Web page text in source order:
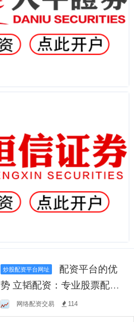
炒股配资平台网址
势 立韬配资：专业股票配资
平台，助您财富增值
网络配资交易 114